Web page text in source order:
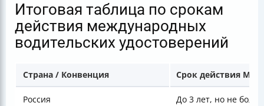
Итоговая таблица по срокам
действия международных
водительских удостоверений
Страна / Конвенция Срок действия МВУ
Россия До 3 лет, но не